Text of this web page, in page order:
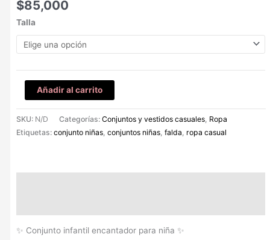
$85,000
Talla
Añadir al carrito
SKU: N/D Categorías:Conjuntos y vestidos casuales, Ropa
Etiquetas:conjunto niñas,conjuntos niñas,falda, ropa casual
✨ Conjunto infantil encantador para niña ✨